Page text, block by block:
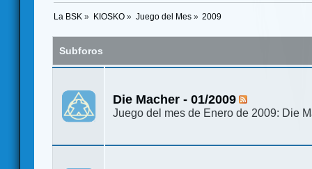
La BSK » KIOSKO» Juego del Mes» 2009
Subforos
Die Macher - 01/2009
Juego del mes de Enero de 2009: Die